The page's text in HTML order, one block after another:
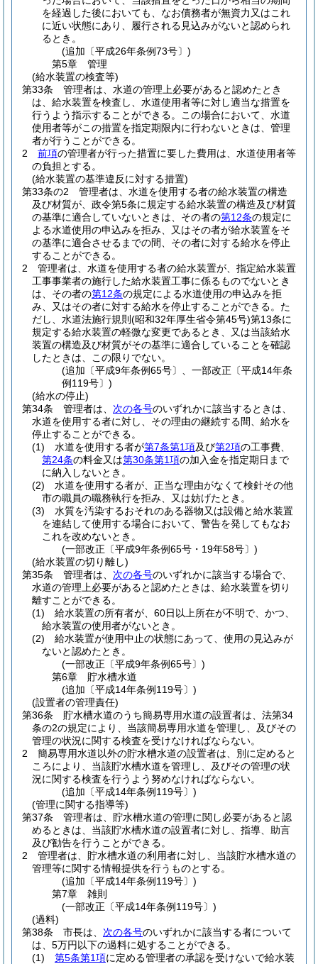
を経過した後においても、なお債務者が無資力又はこれ
に近い状態にあり、履行される見込みがないと認められ
るとき。
(追加〔平成26年条例73号〕)
第5章
管理
(給水装置の検査等)
第33条
管理者は、水道の管理上必要があると認めたとき
は、給水装置を検査し、水道使用者等に対し適当な措置を
行うよう指示することができる。
この場合において、水道
使用者等がこの措置を指定期限内に行わないときは、管理
者が行うことができる。
2
前項の管理者が行った措置に要した費用は、水道使用者等
の負担とする。
(給水装置の基準違反に対する措置)
第33条の2
管理者は、水道を使用する者の給水装置の構造
及び材質が、政令第5条に規定する給水装置の構造及び材質
の基準に適合していないときは、その者の第12条の規定に
よる水道使用の申込みを拒み、又はその者が給水装置をそ
の基準に適合させるまでの間、その者に対する給水を停止
することができる。
2
管理者は、水道を使用する者の給水装置が、指定給水装置
工事事業者の施行した給水装置工事に係るものでないとき
は、その者の第12条の規定による水道使用の申込みを拒
み、又はその者に対する給水を停止することができる。 た
だし、水道法施行規則 (昭和32年厚生省令第45号)第13条に
規定する給水装置の軽微な変更であるとき、又は当該給水
装置の構造及び材質がその基準に適合していることを確認
したときは、この限りでない。
(追加〔平成9年条例65号〕、一部改正〔平成14年条
例119号〕)
(給水の停止)
第34条
管理者は、 次の各号のいずれかに該当するときは、
水道を使用する者に対し、その理由の継続する間、給水を
停止することができる。
(1)
水道を使用する者が第7条第1項及び第2項の工事費、
第24条の料金又は第30条第1項の加入金を指定期日まで
に納入しないとき。
(2)
水道を使用する者が、正当な理由がなくて検針その他
市の職員の職務執行を拒み、又は妨げたとき。
(3)
水質を汚染するおそれのある器物又は設備と給水装置
を連結して使用する場合において、警告を発してもなお
これを改めないとき。
(一部改正〔平成9年条例65号・19年58号〕)
(給水装置の切り離し)
第35条
管理者は、 次の各号のいずれかに該当する場合で、
水道の管理上必要があると認めたときは、給水装置を切り
離すことができる。
(1)
給水装置の所有者が、60日以上所在が不明で、かつ、
給水装置の使用者がないとき。
(2)
給水装置が使用中止の状態にあって、使用の見込みが
ないと認めたとき。
(一部改正〔平成9年条例65号〕)
第6章
貯水槽水道
(追加〔平成14年条例119号〕)
(設置者の管理責任)
第36条
貯水槽水道のうち簡易専用水道の設置者は、法第34
条の2の規定により、当該簡易専用水道を管理し、及びその
管理の状況に関する検査を受けなければならない。
2
簡易専用水道以外の貯水槽水道の設置者は、別に定めると
ころにより、当該貯水槽水道を管理し、及びその管理の状
況に関する検査を行うよう努めなければならない。
(追加〔平成14年条例119号〕)
(管理に関する指導等)
第37条
管理者は、貯水槽水道の管理に関し必要があると認
めるときは、当該貯水槽水道の設置者に対し、指導、助言
及び勧告を行うことができる。
2
管理者は、貯水槽水道の利用者に対し、当該貯水槽水道の
管理等に関する情報提供を行うものとする。
(追加〔平成14年条例119号〕)
第7章
雑則
(一部改正〔平成14年条例119号〕)
(過料)
第38条
市長は、 次の各号のいずれかに該当する者について
は、5万円以下の過料に処することができる。
(1)
第5条第1項に定める管理者の承認を受けないで給水装